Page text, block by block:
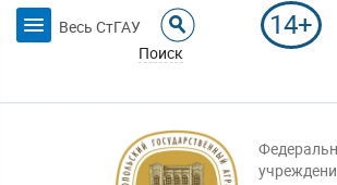
Весь СтГАУ
Поиск
14+